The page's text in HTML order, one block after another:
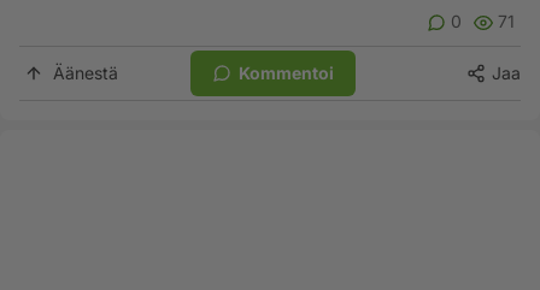
0 71
Äänestä Kommentoi Jaa